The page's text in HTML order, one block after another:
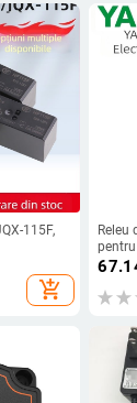
115F,
add_shopping_cart
Releu